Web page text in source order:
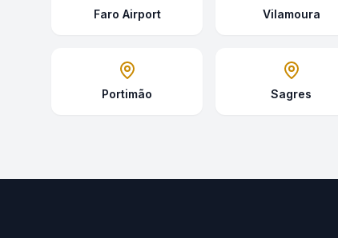
Faro Airport Vilamoura
Portimão Sagres